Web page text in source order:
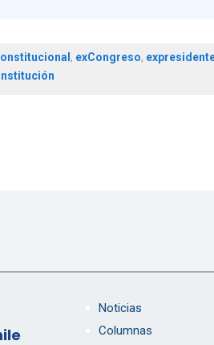
, exCongreso,
Noticias
Columnas